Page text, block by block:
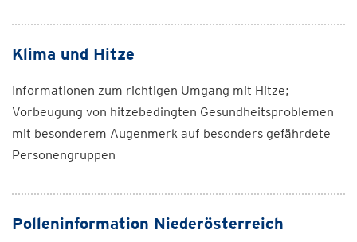
Klima und Hitze
Informationen zum richtigen Umgang mit Hitze;
Vorbeugung von hitzebedingten Gesundheitsproblemen
mit besonderem Augenmerk auf besonders gefährdete
Personengruppen
Polleninformation Niederösterreich